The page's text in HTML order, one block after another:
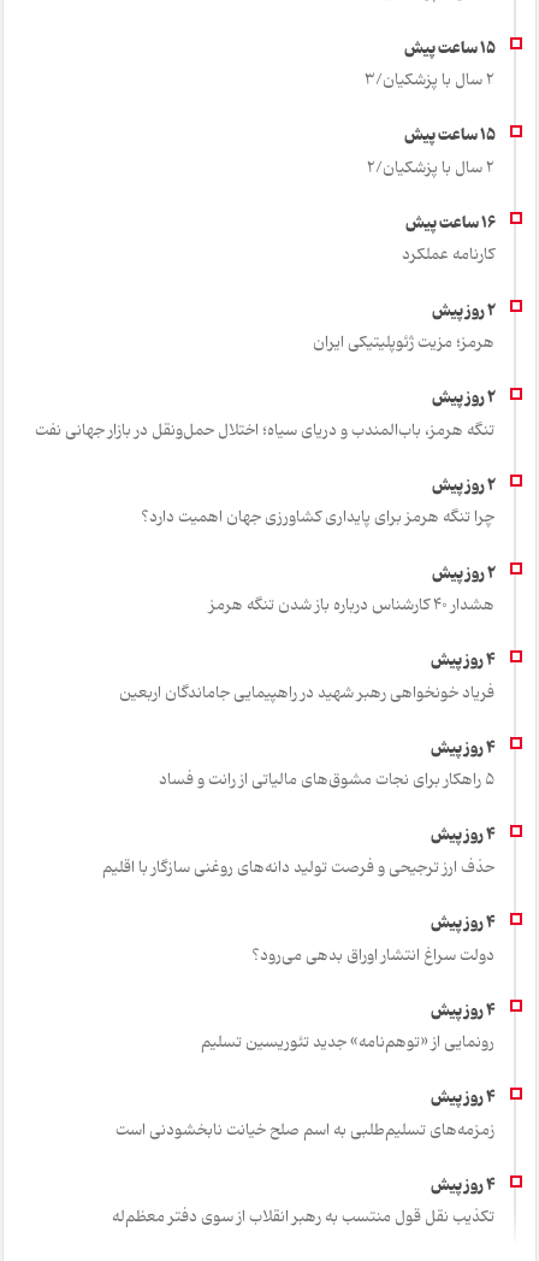
2 سال با پزشکیان/3
2 سال با پزشکیان/2
کارنامه عملکرد
هرمز؛ مزیت ژئوپلیتیکی ایران
تنگه هرمز، باب‌المندب و دریای سیاه؛ اختلال حمل‌ونقل در بازار جهانی نفت
چرا تنگه هرمز برای پایداری کشاورزی جهان اهمیت دارد؟
هشدار 40 کارشناس درباره باز شدن تنگه هرمز
فریاد خونخواهی رهبر شهید در راهپیمایی جاماندگان اربعین
۵ راهکار برای نجات مشوق‌های مالیاتی از رانت و فساد
حذف ارز ترجیحی و فرصت تولید دانه‌های روغنی سازگار با اقلیم
دولت سراغ انتشار اوراق بدهی می‌رود؟
رونمایی از «توهم‌نامه» جدید تئور‌یسین تسلیم
زمزمه‌های تسلیم‌طلبی به اسم صلح خیانت نابخشودنی است
تکذیب نقل قول منتسب به رهبر انقلاب از سوی دفتر معظم‌له